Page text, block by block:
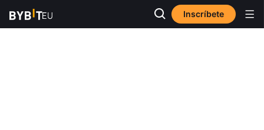
Inscríbete